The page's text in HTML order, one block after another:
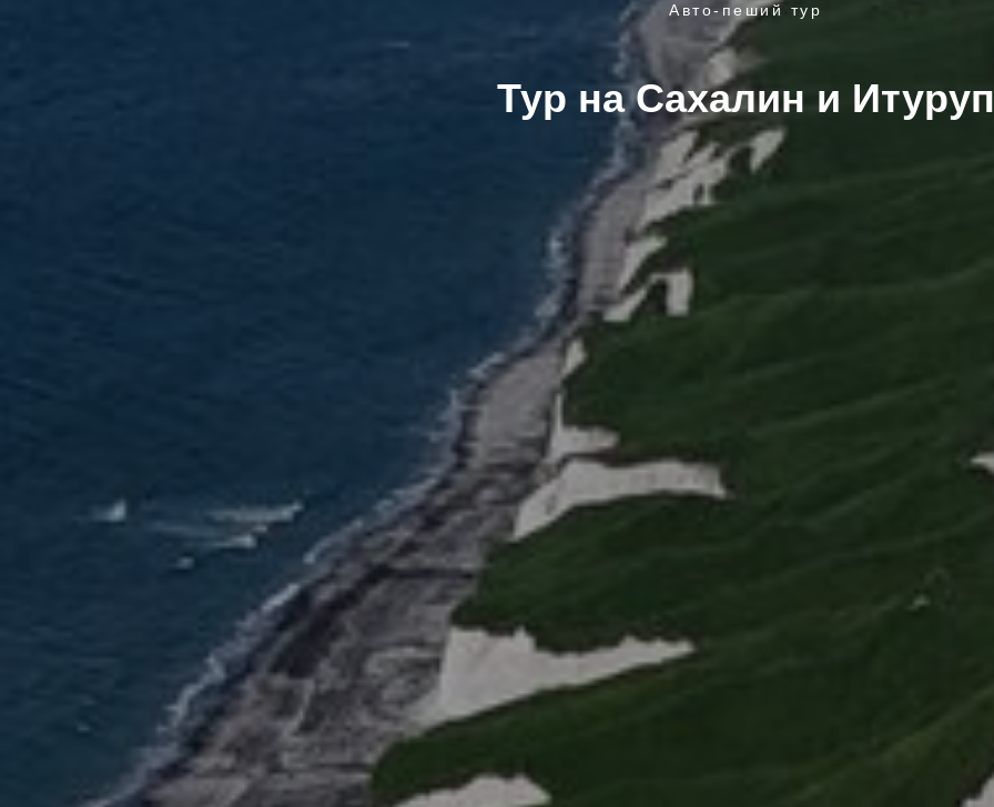
Авто-пеший тур
Тур на Сахалин и Итуруп